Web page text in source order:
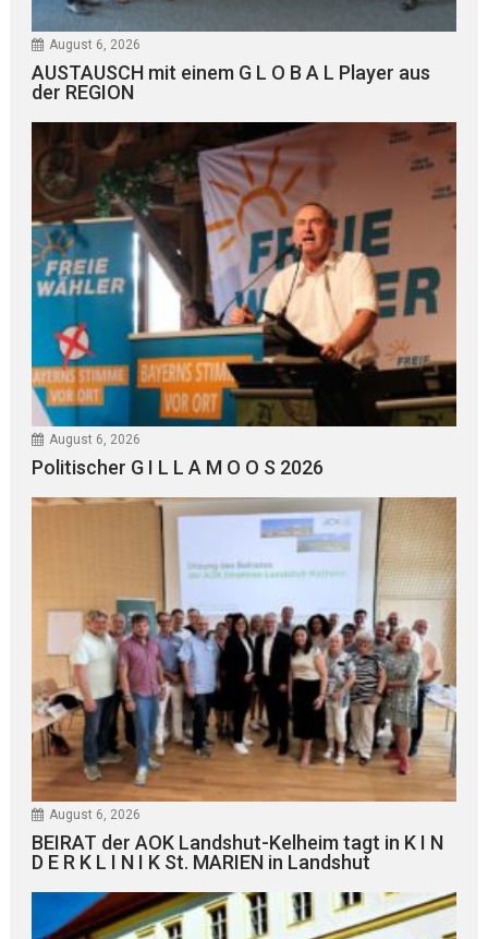
August 6, 2026
AUSTAUSCH mit einem G L O B A L Player aus
der REGION
August 6, 2026
Politischer G I L L A M O O S 2026
August 6, 2026
BEIRAT der AOK Landshut-Kelheim tagt in K I N
D E R K L I N I K St. MARIEN in Landshut